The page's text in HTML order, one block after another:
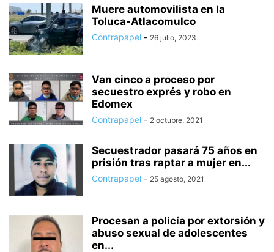
HUIXQUILUCAN INTERNACIONAL ISIDRO FABELA IXTAPALUCA
IXTAPAN DE LA SAL IXTLAHUACA JALTENCO
JILOTZINGO JIQUIPILCO JOCOTITLÁN JOCOTZINGO
JUCHITEPEC LA PAZ
NACIONAL NAUCÁLPAN NEXTLALPAN NEZAHUALCÓYOTL
NICOLÁS ROMERO NOPALTEPEC OCOYOACAC
OTUMBA OTZOLOTEPEC OZUMBA
SAN MARTÍN DE LAS PIRÁMIDES SAN MATEO ATENCO SEGURIDAD
SIN CATEGORÍA SOYANIQUILPAN TECÁMAC TECNOLOGÍA
TEJUPILCO TEMAMATLA TEMASCALAPA TEMASCALCINGO
TEMASCALTEPEC
Muere automovilista en la
Toluca-Atlacomulco
Contrapapel - 26 julio, 2023
Van cinco a proceso por
secuestro exprés y robo en
Edomex
Contrapapel - 2 octubre, 2021
Secuestrador pasará 75 años en
prisión tras raptar a mujer en...
Contrapapel - 25 agosto, 2021
Procesan a policía por extorsión y
abuso sexual de adolescentes
en...